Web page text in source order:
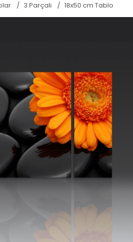
3 Parçalı 18x50 cm Tablo